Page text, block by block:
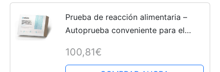
Prueba de reacción alimentaria –
Autoprueba conveniente para el
laboratorio sobre posibles alergias
alimentarias y reacciones IgG4
100,81€